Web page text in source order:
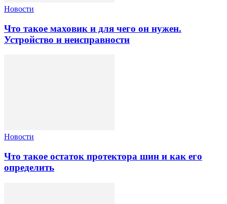
Новости
Что такое маховик и для чего он нужен.
Устройство и неисправности
Новости
Что такое остаток протектора шин и как его
определить